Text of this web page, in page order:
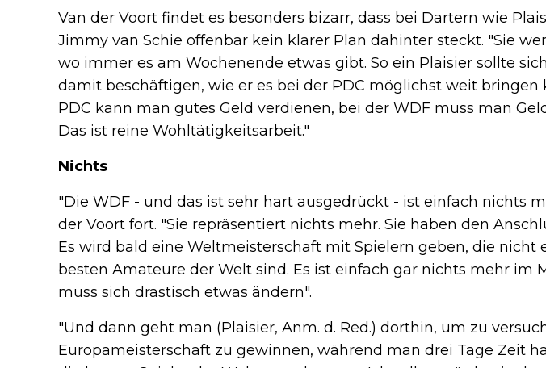
Van der Voort findet es besonders bizarr, dass bei Dartern wie
Jimmy van Schie offenbar kein klarer Plan dahinter steckt. "Sie
wo immer es am Wochenende etwas gibt. So ein Plaisier sollte
damit beschäftigen, wie er es bei der PDC möglichst weit bringen
PDC kann man gutes Geld verdienen, bei der WDF muss man
Das ist reine Wohltätigkeitsarbeit."
Nichts
"Die WDF - und das ist sehr hart ausgedrückt - ist einfach nichts
der Voort fort. "Sie repräsentiert nichts mehr. Sie haben den
Es wird bald eine Weltmeisterschaft mit Spielern geben, die nicht
besten Amateure der Welt sind. Es ist einfach gar nichts mehr im
muss sich drastisch etwas ändern".
"Und dann geht man (Plaisier, Anm. d. Red.) dorthin, um zu
Europameisterschaft zu gewinnen, während man drei Tage Zeit